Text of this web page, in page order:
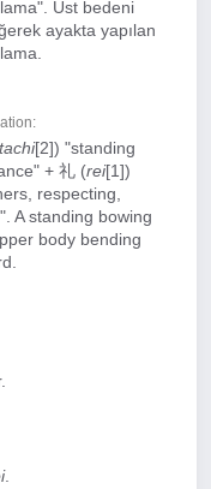
Üst bedeni
ayakta yapılan
tachi[2]) "standing
+ 礼 (rei[1])
respecting,
A standing bowing
body bending
.